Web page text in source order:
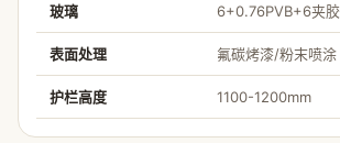
玻璃 6+0.76PVB+6夹胶
表面处理 氟碳烤漆/粉末喷涂
护栏高度 1100-1200mm